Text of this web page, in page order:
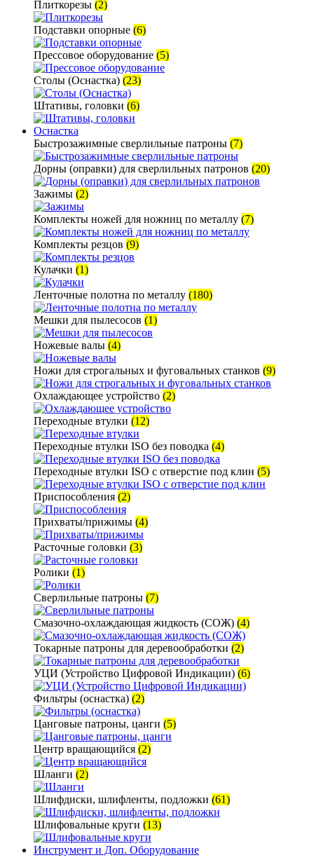
Плиткорезы (2)
Подставки опорные (6)
Прессовое оборудование (5)
Столы (Оснастка) (23)
Штативы, головки (6)
Оснастка
Быстрозажимные сверлильные патроны (7)
Дорны (оправки) для сверлильных патронов (20)
Зажимы (2)
Комплекты ножей для ножниц по металлу (7)
Комплекты резцов (9)
Кулачки (1)
Ленточные полотна по металлу (180)
Мешки для пылесосов (1)
Ножевые валы (4)
Ножи для строгальных и фуговальных станков (9)
Охлаждающее устройство (2)
Переходные втулки (12)
Переходные втулки ISO без поводка (4)
Переходные втулки ISO с отверстие под клин (5)
Приспособления (2)
Прихваты/прижимы (4)
Расточные головки (3)
Ролики (1)
Сверлильные патроны (7)
Смазочно-охлаждающая жидкость (СОЖ) (4)
Токарные патроны для деревообработки (2)
УЦИ (Устройство Цифровой Индикации) (6)
Фильтры (оснастка) (2)
Цанговые патроны, цанги (5)
Центр вращающийся (2)
Шланги (2)
Шлифдиски, шлифленты, подложки (61)
Шлифовальные круги (13)
Инструмент и Доп. Оборудование